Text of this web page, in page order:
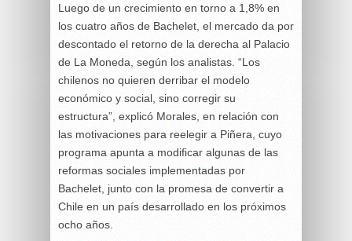
Luego de un crecimiento en torno a 1,8% en
los cuatro años de Bachelet, el mercado da por
descontado el retorno de la derecha al Palacio
de La Moneda, según los analistas. “Los
chilenos no quieren derribar el modelo
económico y social, sino corregir su
estructura”, explicó Morales, en relación con
las motivaciones para reelegir a Piñera, cuyo
programa apunta a modificar algunas de las
reformas sociales implementadas por
Bachelet, junto con la promesa de convertir a
Chile en un país desarrollado en los próximos
ocho años.